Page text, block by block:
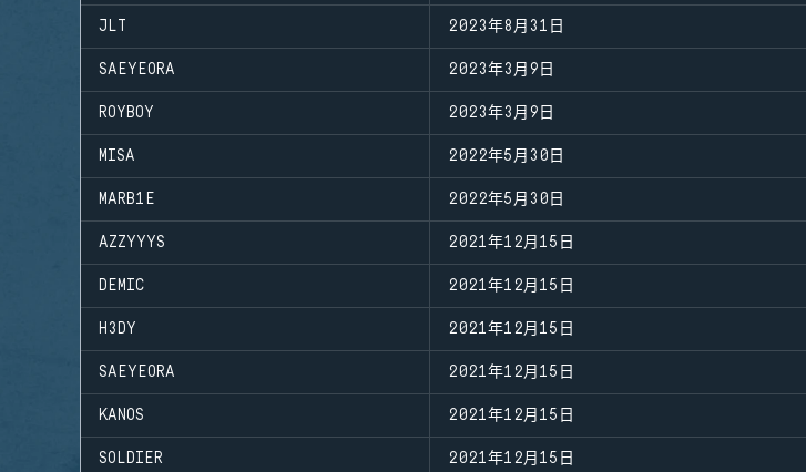
JLT 2023年8月31日
SAEYEORA 2023年3月9日
ROYBOY 2023年3月9日
MISA 2022年5月30日
MARB1E 2022年5月30日
AZZYYYS 2021年12月15日
DEMIC 2021年12月15日
H3DY 2021年12月15日
SAEYEORA 2021年12月15日
KANOS 2021年12月15日
SOLDIER 2021年12月15日